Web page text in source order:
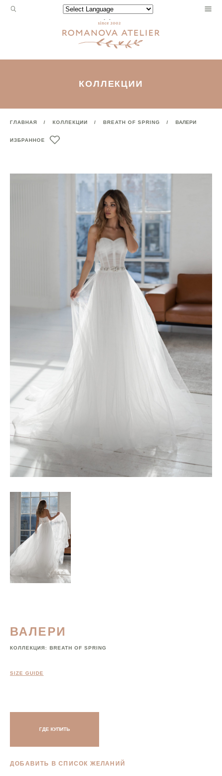
Запрос
Powered by
КОЛЛЕКЦИИ
ГЛАВНАЯ КОЛЛЕКЦИИ BREATH OF SPRING ВАЛЕРИ
ИЗБРАННОЕ
ВАЛЕРИ
КОЛЛЕКЦИЯ: BREATH OF SPRING
SIZE GUIDE
ГДЕ КУПИТЬ
ДОБАВИТЬ В СПИСОК ЖЕЛАНИЙ